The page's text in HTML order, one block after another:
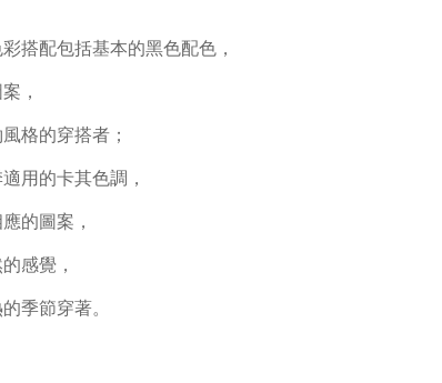
搭配包括基本的黑色配色，
，
格的穿搭者；
用的卡其色調，
的圖案，
感覺，
季節穿著。